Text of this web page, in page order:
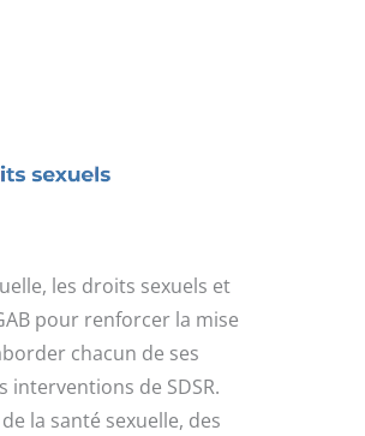
les droits sexuels et
pour renforcer la mise
chacun de ses
de SDSR.
la santé sexuelle, des